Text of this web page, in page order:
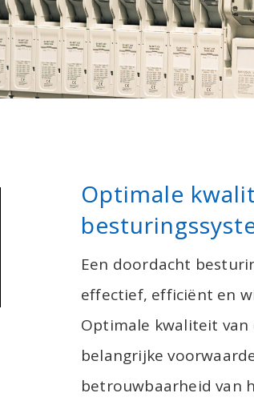
Optimale
Een doordacht
effectief, efficiënt en
Optimale kwaliteit van
belangrijke
betrouwbaarheid van